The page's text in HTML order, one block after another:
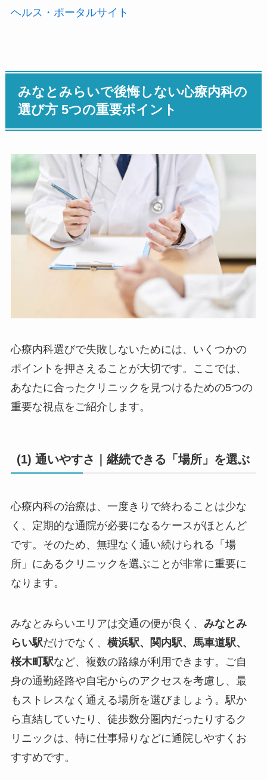
ヘルス・ポータルサイト
みなとみらいで後悔しない心療内科の
選び方 5つの重要ポイント
心療内科選びで失敗しないためには、いくつかの
ポイントを押さえることが大切です。ここでは、
あなたに合ったクリニックを見つけるための5つの
重要な視点をご紹介します。
(1) 通いやすさ｜継続できる「場所」を選ぶ
心療内科の治療は、一度きりで終わることは少な
く、定期的な通院が必要になるケースがほとんど
です。そのため、無理なく通い続けられる「場
所」にあるクリニックを選ぶことが非常に重要に
なります。
みなとみらいエリアは交通の便が良く、 みなとみ
らい駅だけでなく、 横浜駅、関内駅、馬車道駅、
桜木町駅など、複数の路線が利用できます。ご自
身の通勤経路や自宅からのアクセスを考慮し、最
もストレスなく通える場所を選びましょう。駅か
ら直結していたり、徒歩数分圏内だったりするク
リニックは、特に仕事帰りなどに通院しやすくお
すすめです。